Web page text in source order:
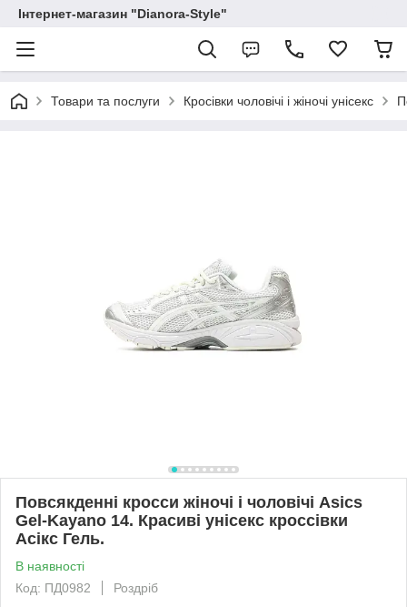
Інтернет-магазин "Dianora-Style"
Товари та послуги Кросівки чоловічі і жіночі унісекс
Повсякденні кросси жіночі і чоловічі Asics
Gel-Kayano 14. Красиві унісекс кроссівки
Асікс Гель.
В наявності
Код: ПД0982
Роздріб